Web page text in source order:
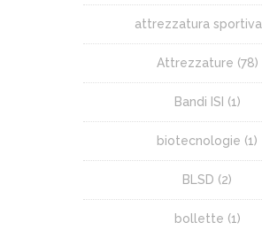
attrezzatura sportiva
Attrezzature (78)
Bandi ISI (1)
biotecnologie (1)
BLSD (2)
bollette (1)